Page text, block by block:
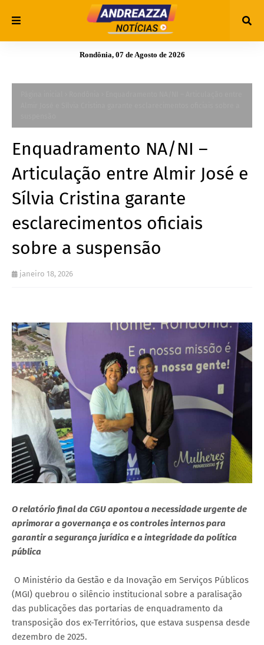
Rondônia, 07 de Agosto de 2026
Enquadramento NA/NI –
Articulação entre Almir José e
Sílvia Cristina garante
esclarecimentos oficiais
sobre a suspensão
janeiro 18, 2026
O relatório final da CGU apontou a necessidade urgente de
aprimorar a governança e os controles internos para
garantir a segurança jurídica e a integridade da política
pública
O Ministério da Gestão e da Inovação em Serviços Públicos
(MGI) quebrou o silêncio institucional sobre a paralisação
das publicações das portarias de enquadramento da
transposição dos ex-Territórios, que estava suspensa desde
dezembro de 2025.